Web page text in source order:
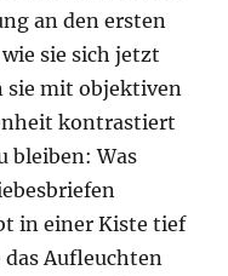
an den ersten
sie sich jetzt
sie mit objektiven
kontrastiert
bleiben: Was
in einer Kiste tief
das Aufleuchten